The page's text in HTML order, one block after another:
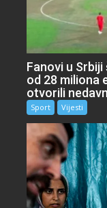
Fanovi u
od 28 miliona
otvorili
Sport Vijesti